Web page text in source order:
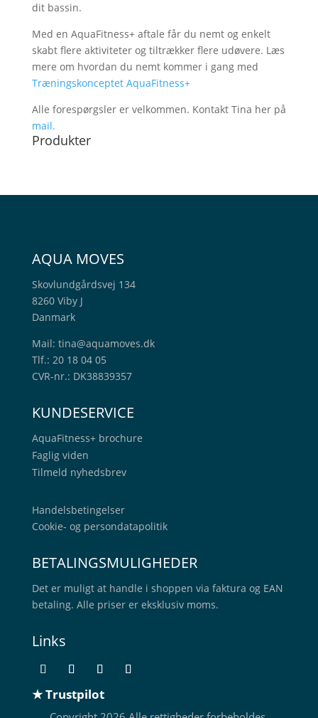
dit bassin.
Med en AquaFitness+ aftale får du nemt og enkelt
skabt flere aktiviteter og tiltrækker flere udøvere. Læs
mere om hvordan du nemt kommer i gang med
Træningskonceptet AquaFitness+
Alle forespørgsler er velkommen. Kontakt Tina her på
mail.
Produkter
AQUA MOVES
Skovlundgårdsvej 134
8260 Viby J
Danmark
Mail: tina@aquamoves.dk
Tlf.: 20 18 04 05
CVR-nr.: DK38839357
KUNDESERVICE
AquaFitness+ brochure
Faglig viden
Tilmeld nyhedsbrev
Handelsbetingelser
Cookie- og persondatapolitik
BETALINGSMULIGHEDER
Det er muligt at handle i shoppen via faktura og EAN
betaling. Alle priser er eksklusiv moms.
Links
★ Trustpilot